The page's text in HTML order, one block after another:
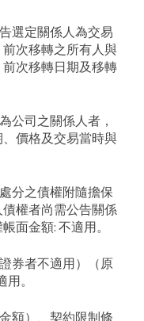
選定關係人為交易
次移轉之所有人與
次移轉日期及移轉
公司之關係人者，
價格及交易當時與
分之債權附隨擔保
權者尚需公告關係
面金額: 不適用。
券者不適用）（原
。
額）、契約限制條